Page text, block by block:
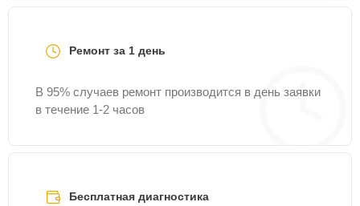
Ремонт за 1 день
В 95% случаев ремонт производится в день заявки
в течение 1-2 часов
Бесплатная диагностика